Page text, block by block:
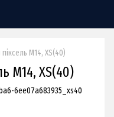
М14, XS(40)
М14, XS(40)
6ee07a683935_xs40